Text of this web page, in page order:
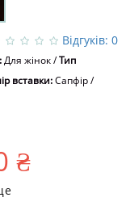
Відгуків: 0
Для жінок/Тип
вставки:Сапфір/
₴